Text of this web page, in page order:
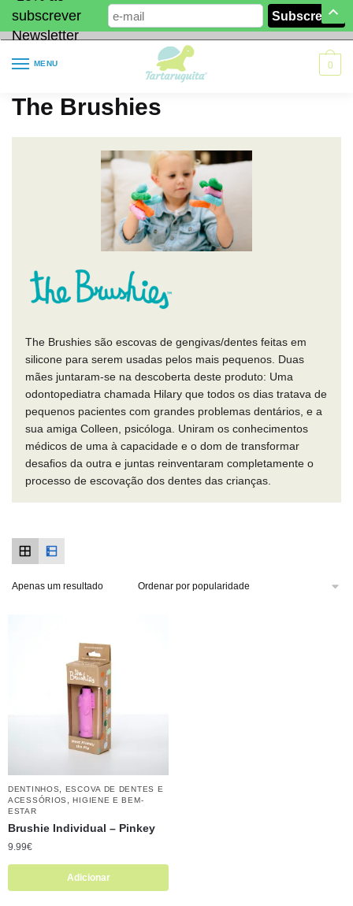
subscrever
Newsletter
MENU 0
The Brushies
The Brushies são escovas de gengivas/dentes feitas em
silicone para serem usadas pelos mais pequenos. Duas
mães juntaram-se na descoberta deste produto: Uma
odontopediatra chamada Hilary que todos os dias tratava de
pequenos pacientes com grandes problemas dentários, e a
sua amiga Colleen, psicóloga. Uniram os conhecimentos
médicos de uma à capacidade e o dom de transformar
desaﬁos da outra e juntas reinventaram completamente o
processo de escovação dos dentes das crianças.
Apenas um resultado
DENTINHOS
ESCOVA DE DENTES E
ACESSÓRIOS
,HIGIENE E BEM-
ESTAR
Brushie Individual – Pinkey
9.99€
Adicionar